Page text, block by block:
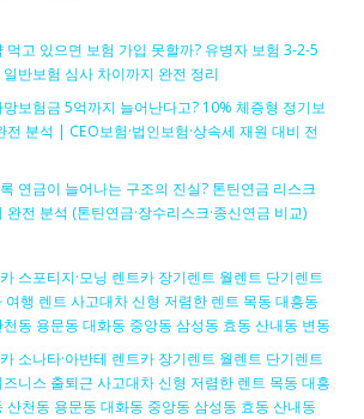
먹고 있으면 보험 가입 못할까? 유병자 보험 3-2-5
반보험 심사 차이까지 완전 정리
망보험금 5억까지 늘어난다고? 10% 체증형 정기보
전 분석 | CEO보험·법인보험·상속세 재원 대비 전
연금이 늘어나는 구조의 진실? 톤틴연금 리스크
완전 분석 (톤틴연금·장수리스크·종신연금 비교)
스포티지·모닝 렌트카 장기렌트 월렌트 단기렌트
여행 렌트 사고대차 신형 저렴한 렌트 목동 대흥동
동 용문동 대화동 중앙동 삼성동 효동 산내동 변동
소나타·아반테 렌트카 장기렌트 월렌트 단기렌트
니스 출퇴근 사고대차 신형 저렴한 렌트 목동 대흥
산천동 용문동 대화동 중앙동 삼성동 효동 산내동